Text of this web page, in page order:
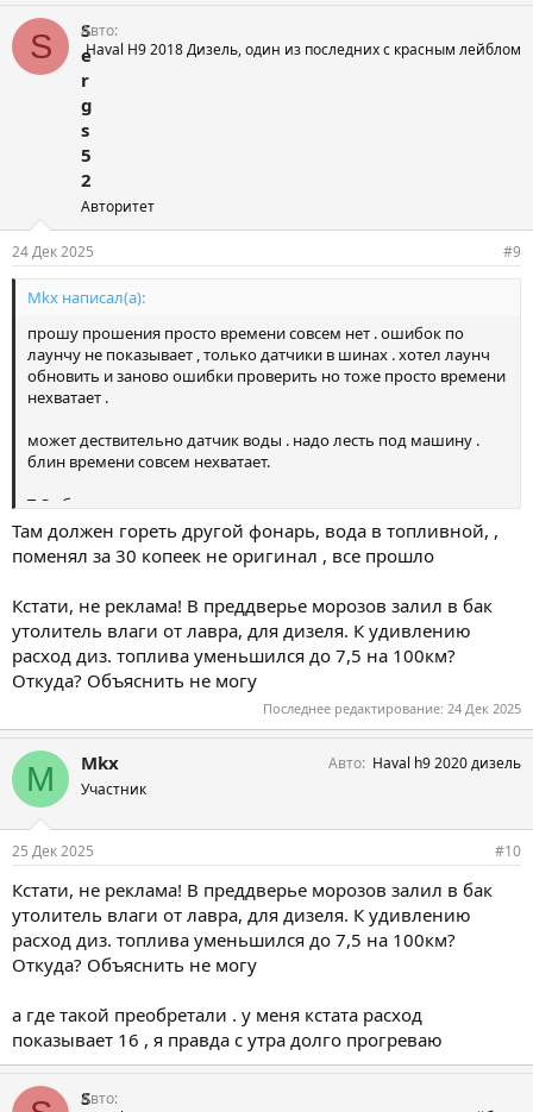
S
S
e
r
g
s
5
2
Авторитет
Авто
Haval H9 2018 Дизель, один из последних с красным лейблом
24 Дек 2025 #9
Mkx написал(а):
прошу прошения просто времени совсем нет . ошибок по
лаунчу не показывает , только датчики в шинах . хотел лаунч
обновить и заново ошибки проверить но тоже просто времени
нехватает .
может дествительно датчик воды . надо лесть под машину .
блин времени совсем нехватает.
Т О сбрасывал .
Там должен гореть другой фонарь, вода в топливной, ,
поменял за 30 копеек не оригинал , все прошло
Кстати, не реклама! В преддверье морозов залил в бак
утолитель влаги от лавра, для дизеля. К удивлению
расход диз. топлива уменьшился до 7,5 на 100км?
Откуда? Объяснить не могу
Последнее редактирование: 24 Дек 2025
M Mkx
Участник
Авто Haval h9 2020 дизель
25 Дек 2025 #10
Кстати, не реклама! В преддверье морозов залил в бак
утолитель влаги от лавра, для дизеля. К удивлению
расход диз. топлива уменьшился до 7,5 на 100км?
Откуда? Объяснить не могу
а где такой преобретали . у меня кстата расход
показывает 16 , я правда с утра долго прогреваю
S
Авто